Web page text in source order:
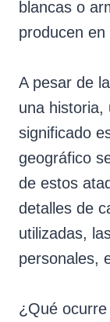
blancas o
producen
A pesar de
una historia,
significado
geográfico
de estos
detalles de
utilizadas,
personales,
¿Qué